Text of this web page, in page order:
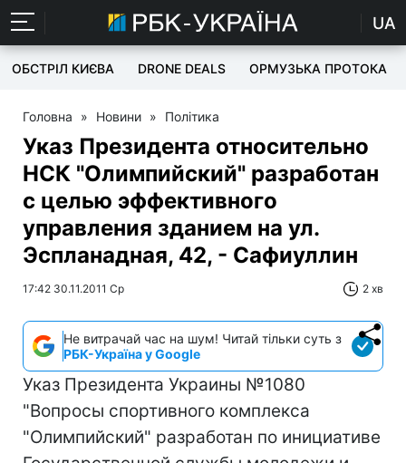
UA
ОБСТРІЛ КИЄВА DRONE DEALS ОРМУЗЬКА ПРОТОКА
Головна » Новини » Політика
Указ Президента относительно
НСК "Олимпийский" разработан
с целью эффективного
управления зданием на ул.
Эспланадная, 42, - Сафиуллин
17:42 30.11.2011 Ср 2 хв
Не витрачай час на шум! Читай тільки суть з
РБК-Україна у Google
Указ Президента Украины №1080
"Вопросы спортивного комплекса
"Олимпийский" разработан по инициативе